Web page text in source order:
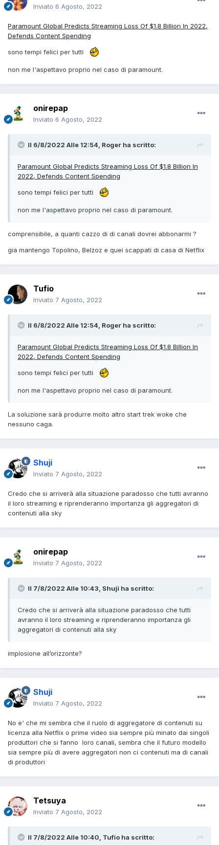
Inviato 6 Agosto, 2022
Paramount Global Predicts Streaming Loss Of $1.8 Billion In 2022,
Defends Content Spending
sono tempi felici per tutti
non me l'aspettavo proprio nel caso di paramount.
onirepap
Inviato 6 Agosto, 2022
Il 6/8/2022 Alle 12:54, Roger ha scritto:
Paramount Global Predicts Streaming Loss Of $1.8 Billion In
2022, Defends Content Spending
sono tempi felici per tutti
non me l'aspettavo proprio nel caso di paramount.
comprensibile, a quanti cazzo di di canali dovrei abbonarmi ?
gia mantengo Topolino, Belzoz e quei scappati di casa di Netflix
Tufio
Inviato 7 Agosto, 2022
Il 6/8/2022 Alle 12:54, Roger ha scritto:
Paramount Global Predicts Streaming Loss Of $1.8 Billion In
2022, Defends Content Spending
sono tempi felici per tutti
non me l'aspettavo proprio nel caso di paramount.
La soluzione sarà produrre molto altro start trek woke che
nessuno caga.
Shuji
Inviato 7 Agosto, 2022
Credo che si arriverà alla situazione paradosso che tutti avranno
il loro streaming e riprenderanno importanza gli aggregatori di
contenuti alla sky
onirepap
Inviato 7 Agosto, 2022
Il 7/8/2022 Alle 10:43, Shuji ha scritto:
Credo che si arriverà alla situazione paradosso che tutti
avranno il loro streaming e riprenderanno importanza gli
aggregatori di contenuti alla sky
implosione all’orizzonte?
Shuji
Inviato 7 Agosto, 2022
No e' che mi sembra che il ruolo di aggregatore di contenuti su
licenza alla Netflix o prime video sia sempre più minato dai singoli
produttori che si fanno loro canali, sembra che il futuro modello
sia sempre più di avere aggregatori non ci contenuti ma di canali
di produttori
Tetsuya
Inviato 7 Agosto, 2022
Il 7/8/2022 Alle 10:40, Tufio ha scritto: